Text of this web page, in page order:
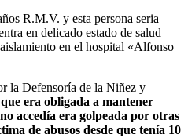
R.M.V. y esta persona seria
en delicado estado de salud
en el hospital «Alfonso
la Defensoría de la Niñez y
era obligada a mantener
accedía era golpeada por otras
de abusos desde que tenía 10